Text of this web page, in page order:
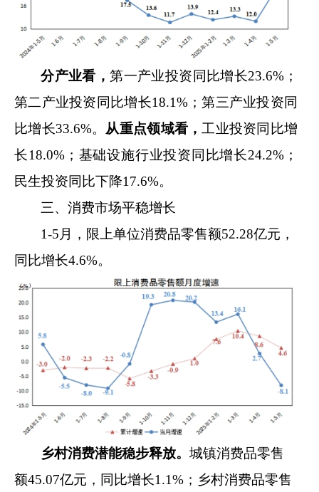
分产业看，第一产业投资同比增长23.6% ；
第二产业投资 同比增长18.1%； 第三产业投资同
比增长33.6%。 从重点领域看， 工业投资同比增
长18.0%； 基础设施行业投资同比增长24.2% ；
民生投资同比下降17.6%。
三、消费市场平稳增长
1-5 月，限 上单位消费品零售额52.28亿元，
同比增长4.6%。
乡村消费潜能稳步释放。城镇消费品零售
额45.07亿元， 同比增长1.1% ；乡村消费品零售